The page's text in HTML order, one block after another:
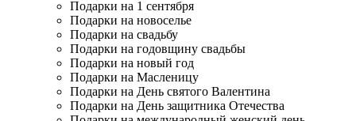
Подарки на 1 сентября
Подарки на новоселье
Подарки на свадьбу
Подарки на годовщину свадьбы
Подарки на новый год
Подарки на Масленицу
Подарки на День святого Валентина
Подарки на День защитника Отечества